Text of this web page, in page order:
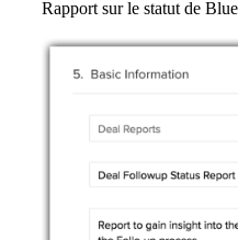
Rapport sur le statut de